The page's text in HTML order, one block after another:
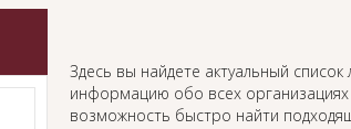
Здесь вы найдете актуальный
информацию обо всех
возможность быстро найти